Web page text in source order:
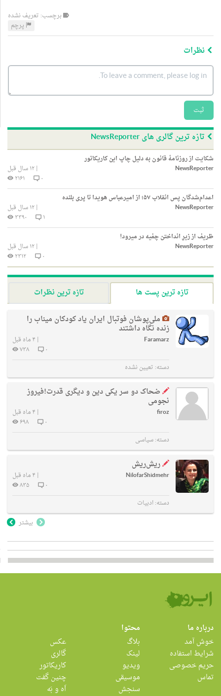
برچسب: تعریف نشده
پرچم
نظرات
ثبت
تازه ترین گالری های NewsReporter
شکایت از روزنامۀ قانون به دلیل چاپ این کاریکاتور
NewsReporter
|۱۲ سال قبل
۰
۲۱۶۱
اعدام‌شدگان پس انقلاب ۵۷؛ از امیرعباس هویدا تا پری بلنده
NewsReporter
|۱۲ سال قبل
۱
۳۳۹۰
ظریف از زیرِ انداختن چفیه در میرود!
NewsReporter
|۱۲ سال قبل
۰
۲۳۱۲
تازه ترین پست ها
تازه ترین نظرات
ملی‌پوشان فوتبال ایران یاد کودکان میناب را
زنده نگاه داشتند
Faramarz
| ۴ ماه قبل
۰
۷۳۸
دسته: تعیین نشده
ضحاک دو سر یکی دین و دیگری قدرت!فیروز
نجومی
firoz
| ۴ ماه قبل
۰
۶۹۸
دسته:سیاسی
ریش‌ریش
NilofarShidmehr
| ۴ ماه قبل
۰
۸۳۵
دسته:ادبیات
بیشتر
درباره ما
خوش آمد
شرایط استفاده
حریم خصوصی
تماس
محتوا
بلاگ
لینک
ویدیو
موسیقی
سنجش
عکس
گالری
کاریکاتور
چنین گفت
اَه و بَه